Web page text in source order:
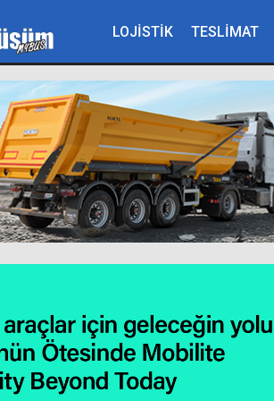
LOJİSTİK TESLİMAT